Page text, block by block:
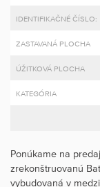
IDENTIFIKAČNÉ ČÍSLO:
ZASTAVANÁ PLOCHA
ÚŽITKOVÁ PLOCHA
KATEGÓRIA
Ponúkame na
zrekonštruovanú
vybudovaná v